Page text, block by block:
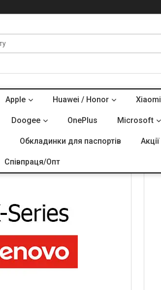
Apple Huawei / Honor Xiaomi
Doogee OnePlus Microsoft
Обкладинки для паспортів Акції
Співпраця/Опт
LENOVO
K - Series